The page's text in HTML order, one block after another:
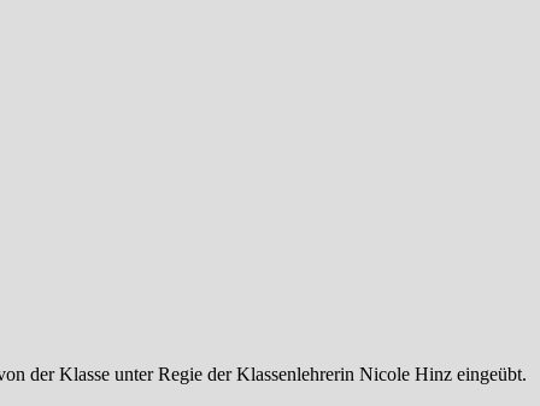
der Klasse unter Regie der Klassenlehrerin Nicole Hinz eingeübt.